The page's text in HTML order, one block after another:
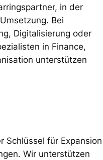
in der
Bei
Digitalisierung oder
in Finance,
unterstützen
Schlüssel für Expansion
Wir unterstützen